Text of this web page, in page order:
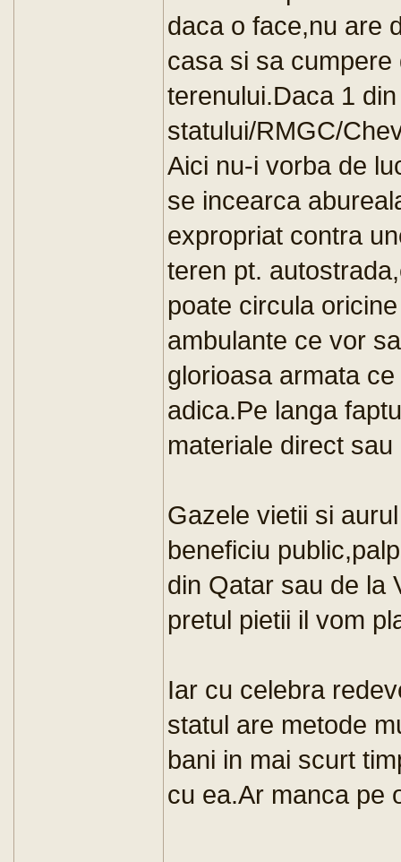
daca o face,nu are
casa si sa
terenului.Daca 1
statului/RMGC/
Aici nu-i vorba de
se incearca
expropriat contra
teren pt.
poate circula
ambulante ce vor
glorioasa armata
adica.Pe langa
materiale direct
Gazele vietii si
beneficiu
din Qatar sau de la
pretul pietii il vom
Iar cu celebra
statul are metode
bani in mai scurt
cu ea.Ar manca pe